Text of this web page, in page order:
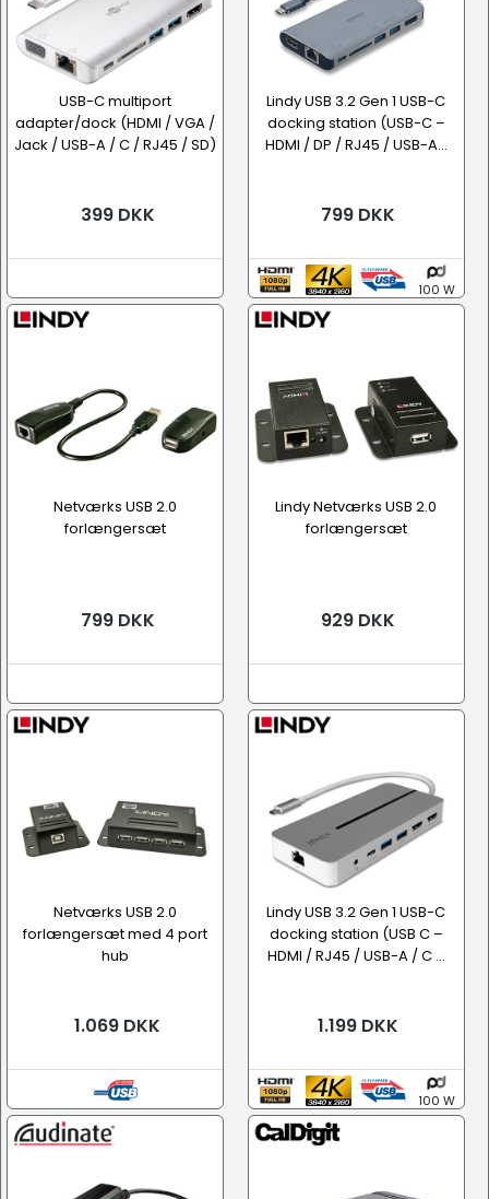
USB-C multiport
adapter/dock (HDMI / VGA /
Jack / USB-A / C / RJ45 / SD)
399 DKK
Lindy USB 3.2 Gen 1 USB-C
docking station (USB-C –
HDMI / DP / RJ45 / USB-A...
799 DKK
100 W
Netværks USB 2.0
forlængersæt
799 DKK
Lindy Netværks USB 2.0
forlængersæt
929 DKK
Netværks USB 2.0
forlængersæt med 4 port
hub
1.069 DKK
Lindy USB 3.2 Gen 1 USB-C
docking station (USB C –
HDMI / RJ45 / USB-A / C ...
1.199 DKK
100 W